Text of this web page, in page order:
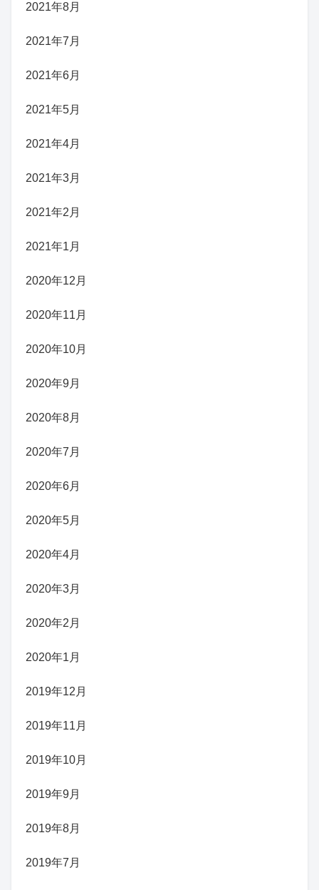
2021年8月
2021年7月
2021年6月
2021年5月
2021年4月
2021年3月
2021年2月
2021年1月
2020年12月
2020年11月
2020年10月
2020年9月
2020年8月
2020年7月
2020年6月
2020年5月
2020年4月
2020年3月
2020年2月
2020年1月
2019年12月
2019年11月
2019年10月
2019年9月
2019年8月
2019年7月